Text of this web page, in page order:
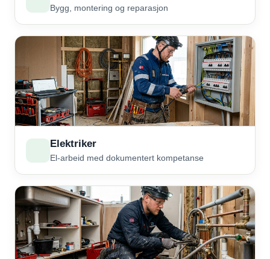
Bygg, montering og reparasjon
Elektriker
El-arbeid med dokumentert kompetanse